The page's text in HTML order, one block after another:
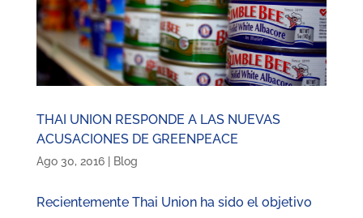
THAI UNION RESPONDE A LAS NUEVAS
ACUSACIONES DE GREENPEACE
Ago 30, 2016| Blog
Recientemente Thai Union ha sido el objetivo